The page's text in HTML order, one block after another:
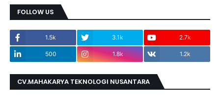
FOLLOW US
1.5k 3.1k 2.7k
500 1.8k 1.2k
CV.MAHAKARYA TEKNOLOGI NUSANTARA